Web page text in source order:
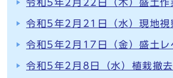
令和5年2月22日（木）盛土
令和5年2月21日（水）現地視
令和5年2月17日（金）盛土レ
令和5年2月8日（水）植栽撤去